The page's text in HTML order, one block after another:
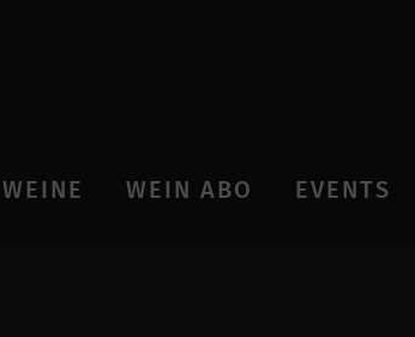
WEIN ABO EVENTS